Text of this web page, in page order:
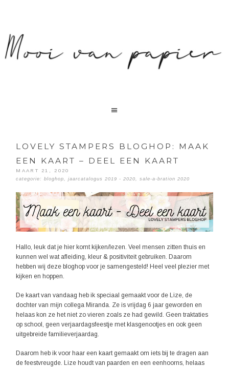
LOVELY STAMPERS BLOGHOP: MAAK
EEN KAART – DEEL EEN KAART
MAART 21, 2020
categorie:bloghop,jaarcatalogus 2019 - 2020,sale-a-bration 2020
Hallo, leuk dat je hier komt kijken/lezen. Veel mensen zitten thuis en
kunnen wel wat afleiding, kleur & positiviteit gebruiken. Daarom
hebben wij deze bloghop voor je samengesteld! Heel veel plezier met
kijken en hoppen.
De kaart van vandaag heb ik speciaal gemaakt voor de Lize, de
dochter van mijn collega Miranda. Ze is vrijdag 6 jaar geworden en
helaas kon ze het niet zo vieren zoals ze had gewild. Geen traktaties
op school, geen verjaardagsfeestje met klasgenootjes en ook geen
uitgebreide familieverjaardag.
Daarom heb ik voor haar een kaart gemaakt om iets bij te dragen aan
de feestvreugde. Lize houdt van paarden en een eenhoorns, helaas